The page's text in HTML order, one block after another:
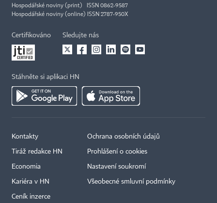
Hospodářské noviny (print) ISSN 0862-9587
Hospodářské noviny (online) ISSN 2787-950X
Certifikováno Sledujte nás
Stáhněte si aplikaci HN
Kontakty
Tiráž redakce HN
Economia
Kariéra v HN
Ceník inzerce
Ochrana osobních údajů
Prohlášení o cookies
Nastavení soukromí
Všeobecné smluvní podmínky